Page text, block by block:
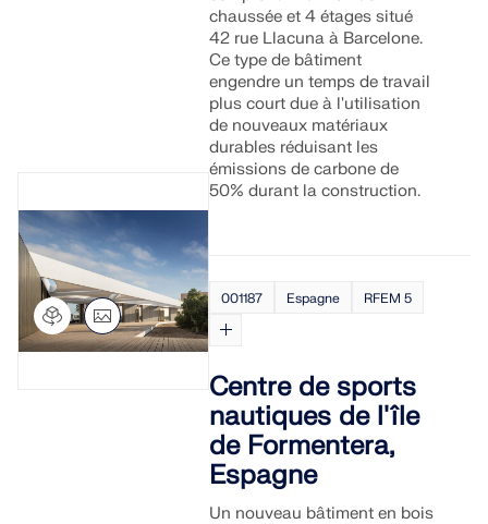
chaussée et 4 étages situé
42 rue Llacuna à Barcelone.
Ce type de bâtiment
engendre un temps de travail
plus court due à l'utilisation
de nouveaux matériaux
durables réduisant les
émissions de carbone de
50% durant la construction.
001187 Espagne RFEM 5
Centre de sports
nautiques de l'île
de Formentera,
Espagne
Un nouveau bâtiment en bois